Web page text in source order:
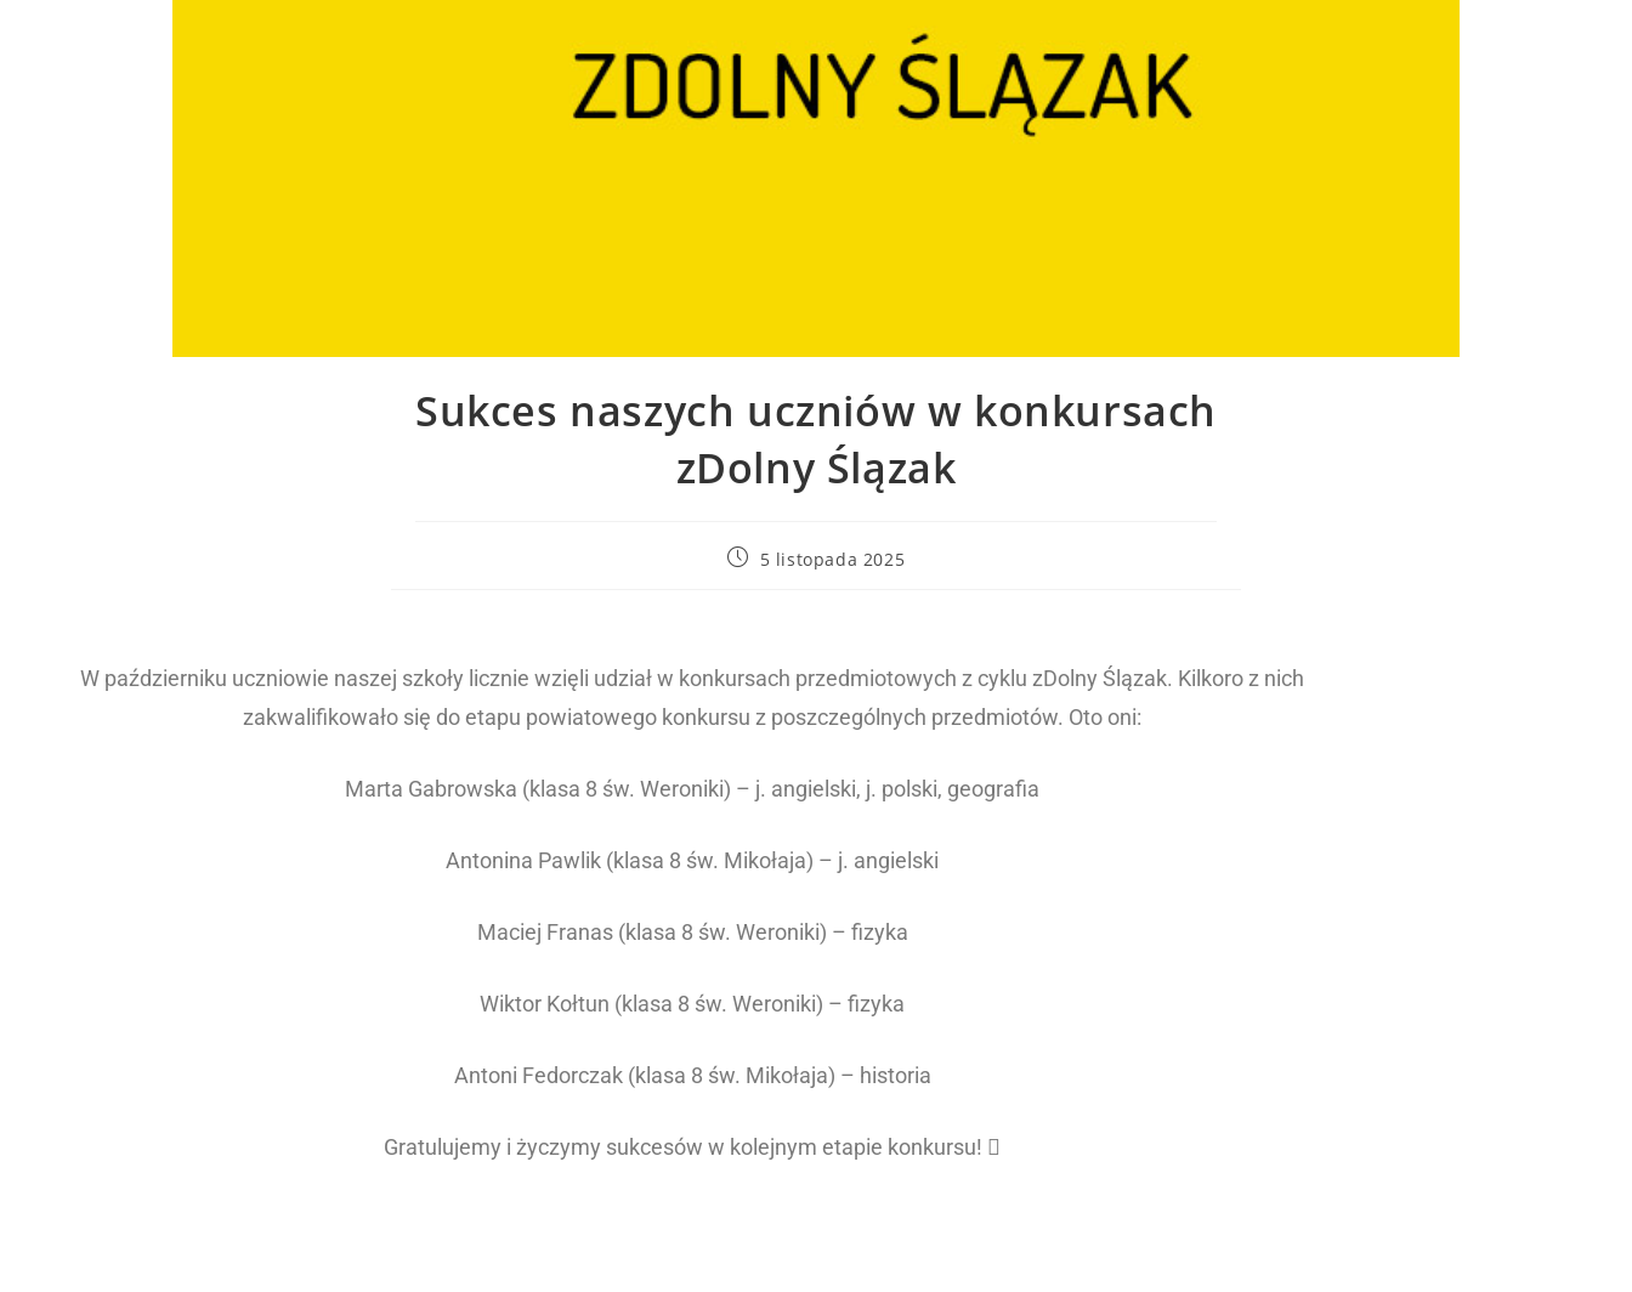
Sukces naszych uczniów w konkursach
zDolny Ślązak
5 listopada 2025
W październiku uczniowie naszej szkoły licznie wzięli udział w konkursach przedmiotowych z cyklu zDolny Ślązak. Kilkoro z nich
zakwalifikowało się do etapu powiatowego konkursu z poszczególnych przedmiotów. Oto oni:
Marta Gabrowska (klasa 8 św. Weroniki) – j. angielski, j. polski, geografia
Antonina Pawlik (klasa 8 św. Mikołaja) – j. angielski
Maciej Franas (klasa 8 św. Weroniki) – fizyka
Wiktor Kołtun (klasa 8 św. Weroniki) – fizyka
Antoni Fedorczak (klasa 8 św. Mikołaja) – historia
Gratulujemy i życzymy sukcesów w kolejnym etapie konkursu! 